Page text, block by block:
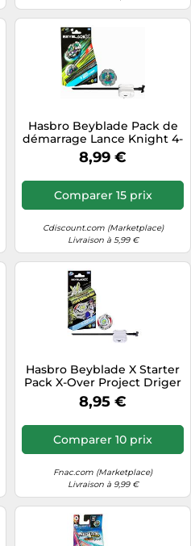
Hasbro Beyblade Pack de
démarrage Lance Knight 4-
80HN Défense - Toupie et
lanceur
8,99 €
Comparer 15 prix
Cdiscount.com (Marketplace)
Livraison à 5,99 €
Hasbro Beyblade X Starter
Pack X-Over Project Driger
Slash 4-80P, toupie et
lanceur
8,95 €
Comparer 10 prix
Fnac.com (Marketplace)
Livraison à 9,99 €